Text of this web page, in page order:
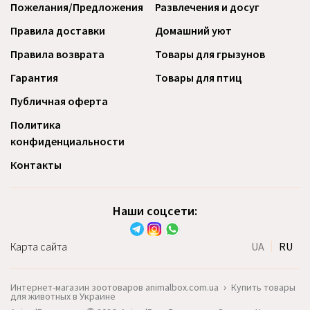
Пожелания/Предложения
Правила доставки
Правила возврата
Гарантия
Публичная оферта
Политика
конфиденциальности
Контакты
Развлечения и досуг
Домашний уют
Товары для грызунов
Товары для птиц
Наши соцсети:
Карта сайта UA RU
Интернет-магазин зоотоваров animalbox.com.ua › Купить товары
для животных в Украине